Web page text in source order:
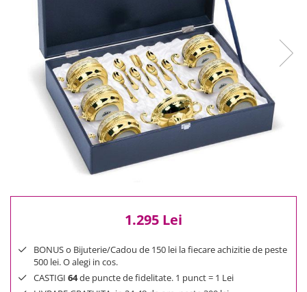
Reduceri
Cele mai noi
Cele mai vandute
Cele mai votate
Cu video
0 Lei - 100 Lei
100 Lei - 200 Lei
200 Lei - 300 Lei
1.295 Lei
BONUS o Bijuterie/Cadou de 150 lei la fiecare achizitie de peste
500 lei. O alegi in cos.
CASTIGI 64de puncte de fidelitate. 1 punct = 1 Lei